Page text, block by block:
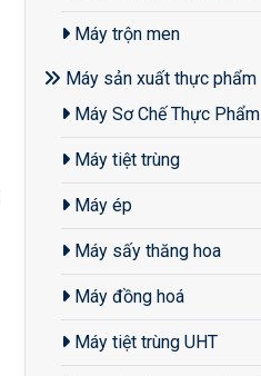
Máy trộn men
Máy sản xuất thực phẩm
Máy Sơ Chế Thực Phẩm
Máy tiệt trùng
Máy ép
Máy sấy thăng hoa
Máy đồng hoá
Máy tiệt trùng UHT